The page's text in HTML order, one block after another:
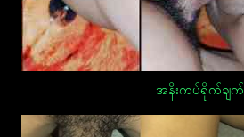
အနီးကပ်ရိုက်ချက်